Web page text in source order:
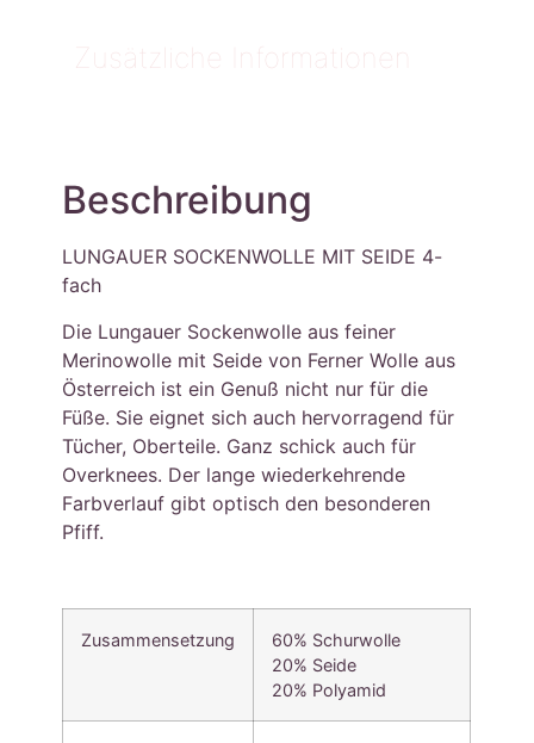
Zusätzliche Informationen
Beschreibung
LUNGAUER SOCKENWOLLE MIT SEIDE 4-
fach
Die Lungauer Sockenwolle aus feiner
Merinowolle mit Seide von Ferner Wolle aus
Österreich ist ein Genuß nicht nur für die
Füße. Sie eignet sich auch hervorragend für
Tücher, Oberteile. Ganz schick auch für
Overknees. Der lange wiederkehrende
Farbverlauf gibt optisch den besonderen
Pfiff.
Zusammensetzung
60% Schurwolle
20% Seide
20% Polyamid